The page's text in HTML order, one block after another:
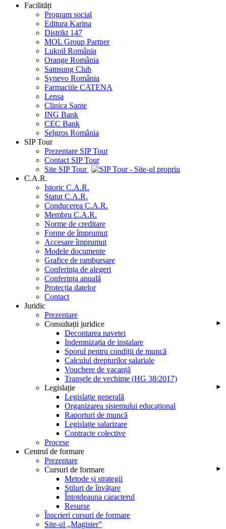
Facilități
Program social
Editura Karina
Distrikt 147
MOL Group Partner
Lukoil România
Orange România
Samsung Club
Synevo România
Farmaciile CATENA
Lensa
Clinica Sante
ING Bank
CEC Bank
Selgros România
SIP Tour
Prezentare SIP Tour
Contact SIP Tour
Site SIP Tour
C.A.R.
Istoric C.A.R.
Statut C.A.R.
Conducerea C.A.R.
Membru C.A.R.
Norme de creditare
Forme de împrumut
Accesare împrumut
Modele documente
Grafice de rambursare
Conferința de alegeri
Conferința anuală
Protecția datelor
Contact
Juridic
Prezentare
Consultații juridice
►
Decontarea navetei
Indemnizația de instalare
Sporul pentru condiții de muncă
Calculul drepturilor salariale
Vouchere de vacanță
Tranșele de vechime (HG 38/2017)
Legislație
►
Legislație generală
Organizarea sistemului educațional
Raporturi de muncă
Legislație salarizare
Contracte colective
Procese
Centrul de formare
Prezentare
Cursuri de formare
►
Metode și strategii
Stiluri de învățare
Întotdeauna caracterul
Resurse
Înscrieri cursuri de formare
Site-ul „Magister”